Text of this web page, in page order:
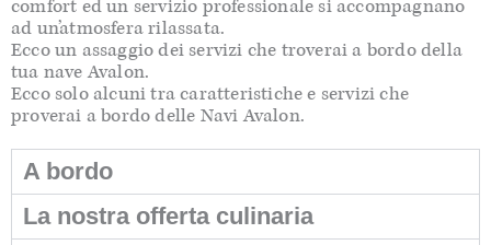
comfort ed un servizio professionale si accompagnano
ad un’atmosfera rilassata.
Ecco un assaggio dei servizi che troverai a bordo della
tua nave Avalon.
Ecco solo alcuni tra caratteristiche e servizi che
proverai a bordo delle Navi Avalon.
A bordo
La nostra offerta culinaria